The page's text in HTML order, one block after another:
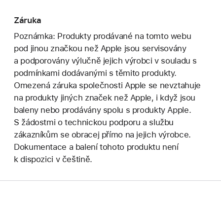
Záruka
Poznámka: Produkty prodávané na tomto webu
pod jinou značkou než Apple jsou servisovány
a podporovány výlučně jejich výrobci v souladu s
podmínkami dodávanými s těmito produkty.
Omezená záruka společnosti Apple se nevztahuje
na produkty jiných značek než Apple, i když jsou
baleny nebo prodávány spolu s produkty Apple.
S žádostmi o technickou podporu a službu
zákazníkům se obracej přímo na jejich výrobce.
Dokumentace a balení tohoto produktu není
k dispozici v češtině.